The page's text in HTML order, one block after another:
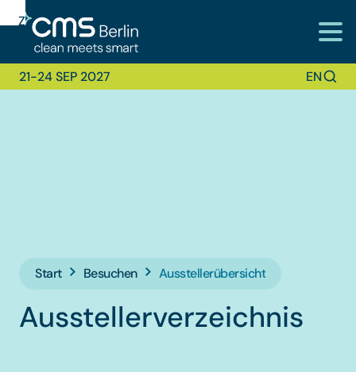
Zur
Navigation
Zur
Suche Hauptinhalt
21-24 SEP 2027 EN
Start Besuchen Ausstellerübersicht
Ausstellerverzeichnis